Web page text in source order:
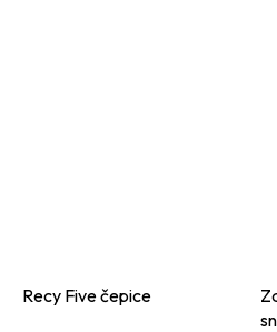
Recy Five čepice